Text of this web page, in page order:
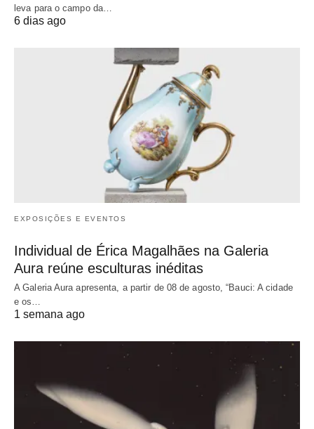
leva para o campo da…
6 dias ago
EXPOSIÇÕES E EVENTOS
Individual de Érica Magalhães na Galeria
Aura reúne esculturas inéditas
A Galeria Aura apresenta, a partir de 08 de agosto, “Bauci: A cidade
e os…
1 semana ago